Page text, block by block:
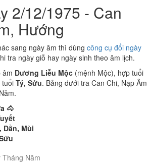
2/12/1975 - Can
Hướng
sang ngày âm thì dùng công cụ đổi ngày
tra ngày giỗ hay ngày sinh theo âm lịch.
âm Dương Liễu Mộc (mệnh Mộc), hợp tuổi
tuổi Tý, Sửu. Bảng dưới tra Can Chi, Nạp Âm
🐴
Dần, Mùi
Tháng Năm